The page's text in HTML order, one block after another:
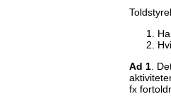
Ad 1 .
fx